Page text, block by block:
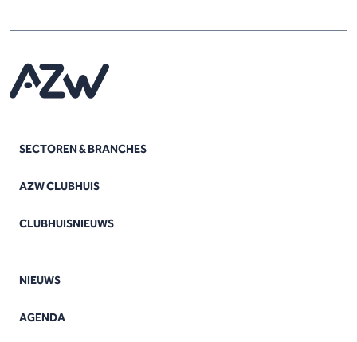
SECTOREN & BRANCHES
AZW CLUBHUIS
CLUBHUISNIEUWS
NIEUWS
AGENDA